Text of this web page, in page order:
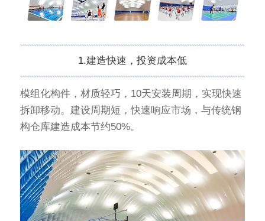
1.建造快速，投资成本低
模组化构件，材质轻巧，10天安装周期，实现快速
拆卸移动。建设周期短，快速响应市场，与传统钢
构仓库建造成本节约50%。